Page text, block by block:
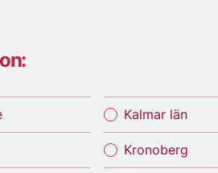
Kalmar län
Kronoberg